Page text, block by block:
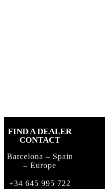
FIND A DEALER
CONTACT
Barcelona – Spain
– Europe
+34 645 995 722